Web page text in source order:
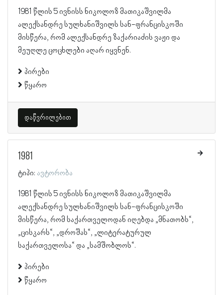
1981 წლის 5 ივნისს ნიკოლოზ მათიკაშვილმა
ალექსანდრე სულხანიშვილს სან-ფრანცისკოში
მისწერა, რომ ალექსანდრე ზაქარიაძის ვაჟი და
მეუღლე ცოცხლები აღარ იყვნენ.
პირები
წყარო
დაწვრილებით
1981
ტიპი: ავტორობა
1981 წლის 5 ივნისს ნიკოლოზ მათიკაშვილმა
ალექსანდრე სულხანიშვილს სან-ფრანცისკოში
მისწერა, რომ საქართველოდან იღებდა „მნათობს“,
„ცისკარს“, „დროშას“, „ლიტერატურულ
საქართველოსა“ და „სამშობლოს“.
პირები
წყარო